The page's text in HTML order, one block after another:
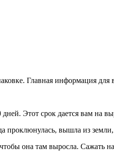
Главная информация для
Этот срок дается вам на
проклюнулась, вышла из
она там выросла. Сажать